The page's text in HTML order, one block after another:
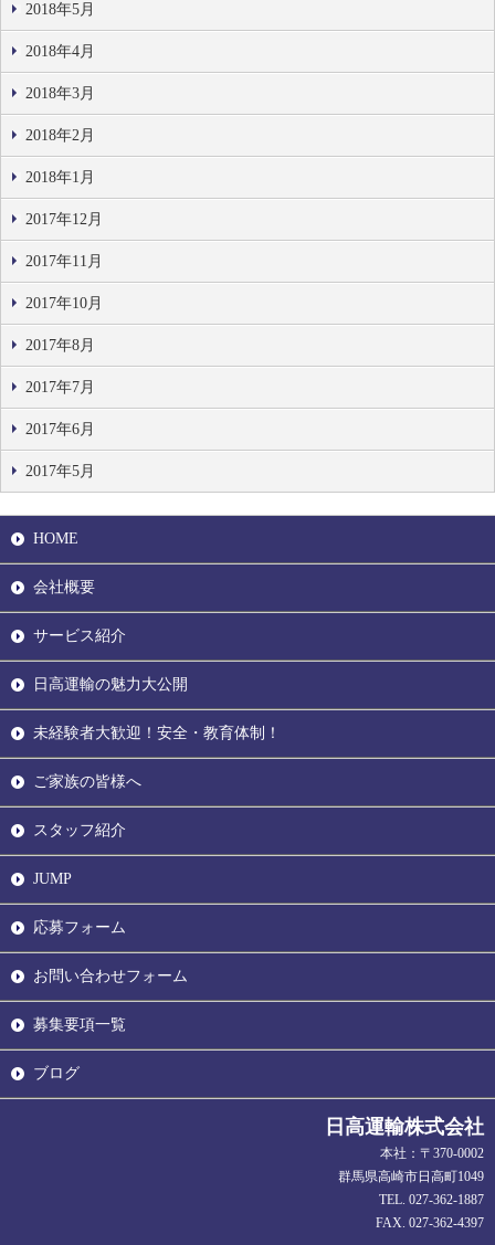
2018年5月
2018年4月
2018年3月
2018年2月
2018年1月
2017年12月
2017年11月
2017年10月
2017年8月
2017年7月
2017年6月
2017年5月
HOME
会社概要
サービス紹介
日高運輸の魅力大公開
未経験者大歓迎！安全・教育体制！
ご家族の皆様へ
スタッフ紹介
JUMP
応募フォーム
お問い合わせフォーム
募集要項一覧
ブログ
日高運輸株式会社
本社：〒370-0002
群馬県高崎市日高町1049
TEL. 027-362-1887
FAX. 027-362-4397